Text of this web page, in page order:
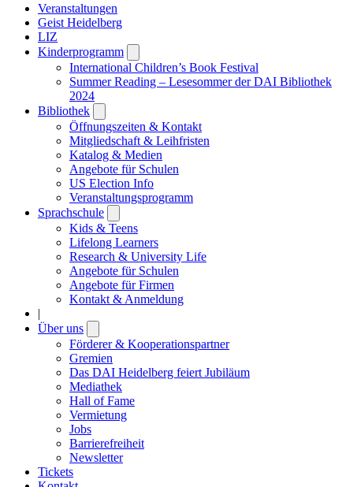
Veranstaltungen
Geist Heidelberg
LIZ
Kinderprogramm
submenu
International Children’s Book Festival
Summer Reading – Lesesommer der DAI Bibliothek
2024
Bibliothek
submenu
Öffnungszeiten & Kontakt
Mitgliedschaft & Leihfristen
Katalog & Medien
Angebote für Schulen
US Election Info
Veranstaltungsprogramm
Sprachschule
submenu
Kids & Teens
Lifelong Learners
Research & University Life
Angebote für Schulen
Angebote für Firmen
Kontakt & Anmeldung
|
Über uns
submenu
Förderer & Kooperationspartner
Gremien
Das DAI Heidelberg feiert Jubiläum
Mediathek
Hall of Fame
Vermietung
Jobs
Barrierefreiheit
Newsletter
Tickets